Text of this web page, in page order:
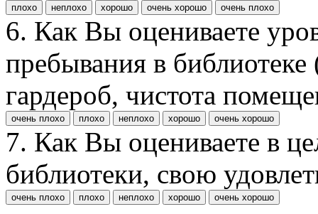
плохо неплохо хорошо очень хорошо очень плохо
6. Как Вы оцениваете
пребывания в
гардероб, чистота
очень плохо плохо неплохо хорошо очень хорошо
7. Как Вы оцениваете в
библиотеки, свою
очень плохо плохо неплохо хорошо очень хорошо